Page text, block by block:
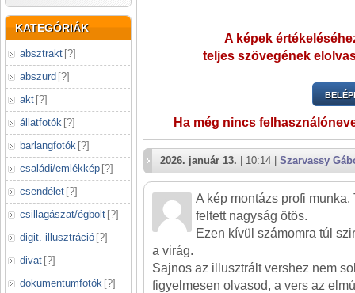
KATEGÓRIÁK
absztrakt [?]
abszurd [?]
akt [?]
állatfotók [?]
barlangfotók [?]
családi/emlékkép [?]
csendélet [?]
csillagászat/égbolt [?]
digit. illusztráció [?]
divat [?]
dokumentumfotók [?]
A képek
teljes szövegének
Ha még nincs
2026. január 13. | 10:14 | Szarvassy
A kép montázs profi
feltett nagyság ötös.
Ezen kívül számomra túl
a virág.
Sajnos az illusztrált vershez nem
figyelmesen olvasod, a vers az